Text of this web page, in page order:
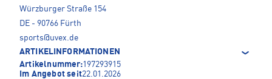
Würzburger Straße 154
DE - 90766 Fürth
sports@uvex.de
ARTIKELINFORMATIONEN
Artikelnummer:197293915
Im Angebot seit22.01.2026